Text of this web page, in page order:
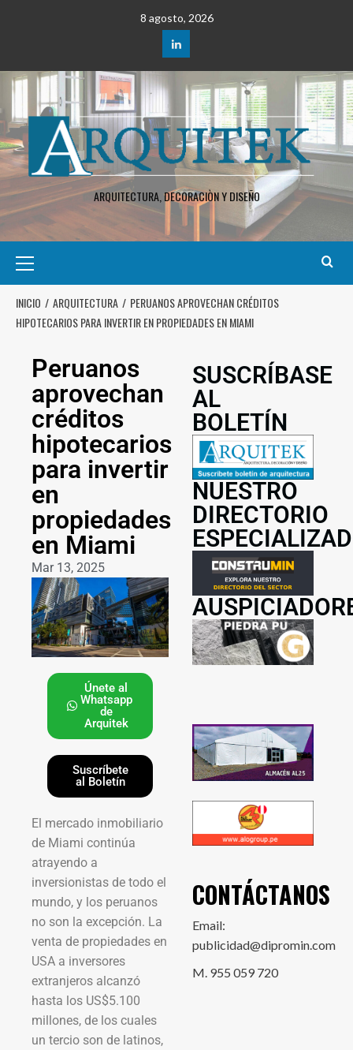
8 agosto, 2026
ARQUITECTURA, DECORACIÒN Y DISEÑO
INICIO ARQUITECTURA
PERUANOS APROVECHAN CRÉDITOS
HIPOTECARIOS PARA INVERTIR EN PROPIEDADES EN MIAMI
Peruanos
aprovechan
créditos
hipotecarios
para invertir
en
propiedades
en Miami
Mar 13, 2025
Únete al
Whatsapp
de
Arquitek
Suscríbete
al Boletín
El mercado inmobiliario
de Miami continúa
atrayendo a
inversionistas de todo el
mundo, y los peruanos
no son la excepción. La
venta de propiedades en
USA a inversores
extranjeros alcanzó
hasta los US$5.100
millones, de los cuales
un tercio son de latinos,
SUSCRÍBASE
AL
BOLETÍN
NUESTRO
DIRECTORIO
CONTÁCTANOS
Email:
publicidad@dipromin.com
M. 955 059 720